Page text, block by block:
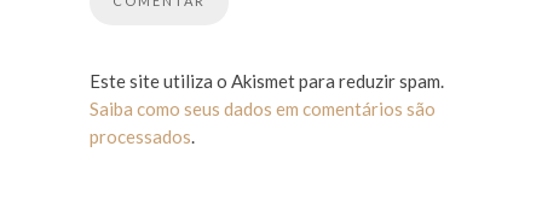
Este site utiliza o Akismet para reduzir spam.
Saiba como seus dados em comentários são
processados.